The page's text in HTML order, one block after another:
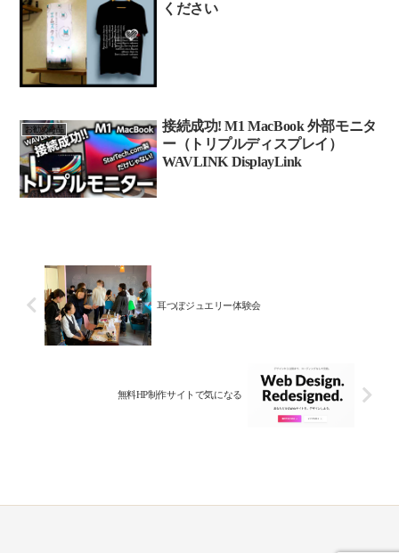
ください
お勧め商品
接続成功! M1 MacBook 外部モニタ
ー（トリプルディスプレイ）
WAVLINK DisplayLink
耳つぼジュエリー体験会
無料HP制作サイトで気になる